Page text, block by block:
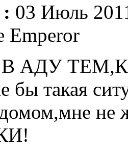
03 Июль
Emperor
В АДУ
такая
не